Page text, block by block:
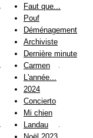
Faut que...
Pouf
Déménagement
Archiviste
Dernière minute
Carmen
L'année...
2024
Concierto
Mi chien
Landau